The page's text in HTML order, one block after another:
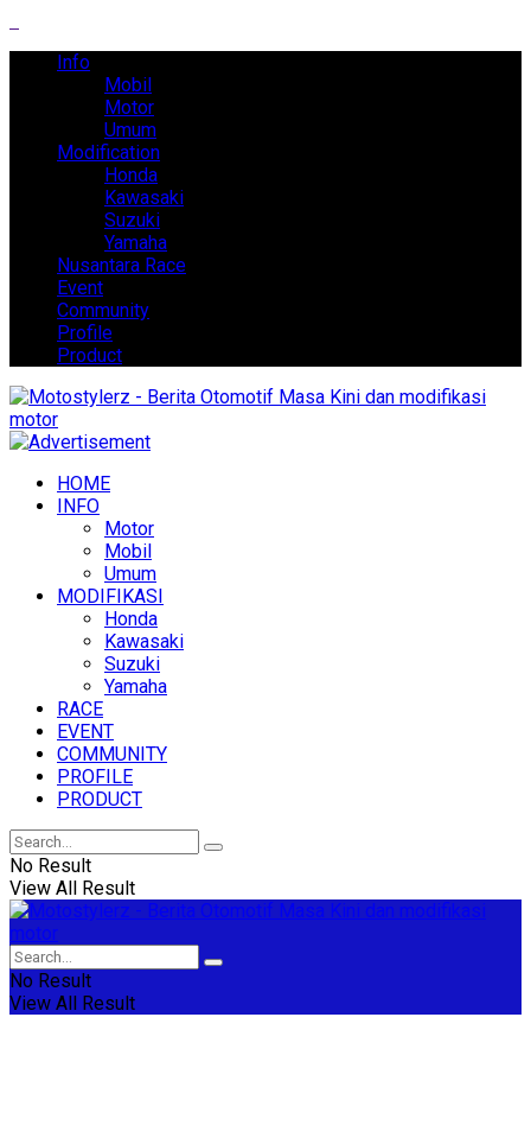
Info
Mobil
Motor
Umum
Modification
Honda
Kawasaki
Suzuki
Yamaha
Nusantara Race
Event
Community
Profile
Product
HOME
INFO
Motor
Mobil
Umum
MODIFIKASI
Honda
Kawasaki
Suzuki
Yamaha
RACE
EVENT
COMMUNITY
PROFILE
PRODUCT
No Result
View All Result
No Result
View All Result